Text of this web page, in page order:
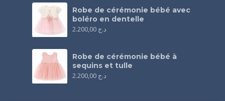
Robe de cérémonie bébé avec
boléro en dentelle
د.ج
Robe de cérémonie bébé à
sequins et tulle
د.ج